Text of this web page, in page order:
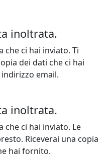
inoltrata.
che ci hai inviato. Ti
dei dati che ci hai
email.
inoltrata.
che ci hai inviato. Le
Riceverai una copia
hai fornito.